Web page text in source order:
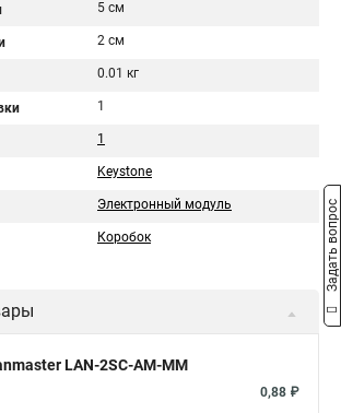
5 см
2 см
0.01 кг
1
1
Keystone
Электронный модуль
Коробок
LAN-2SC-AM-MM
0,88 ₽
Задать вопрос